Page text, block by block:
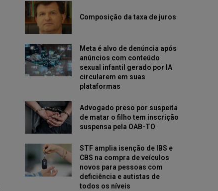
Composição da taxa de juros
Meta é alvo de denúncia após
anúncios com conteúdo
sexual infantil gerado por IA
circularem em suas
plataformas
Advogado preso por suspeita
de matar o filho tem inscrição
suspensa pela OAB-TO
STF amplia isenção de IBS e
CBS na compra de veículos
novos para pessoas com
deficiência e autistas de
todos os níveis